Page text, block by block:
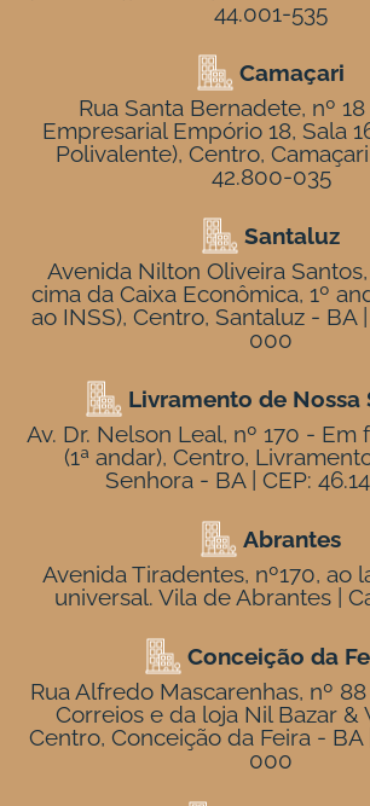
44.001-535
Camaçari
Rua Santa Bernadete, nº
Empresarial Empório 18, Sala
Polivalente), Centro,
42.800-035
Santaluz
Avenida Nilton Oliveira
cima da Caixa Econômica, 1º
ao INSS), Centro, Santaluz - BA
000
Livramento de Nossa
Av. Dr. Nelson Leal, nº 170 - Em
(1ª andar), Centro,
Senhora - BA | CEP:
Abrantes
Avenida Tiradentes, nº170, ao
universal. Vila de Abrantes |
Conceição da
Rua Alfredo Mascarenhas, nº
Correios e da loja Nil Bazar &
Centro, Conceição da Feira - BA
000